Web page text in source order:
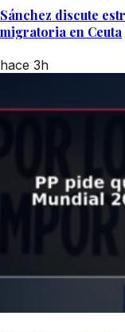
Sánchez discute
migratoria en Ceuta
hace 3h